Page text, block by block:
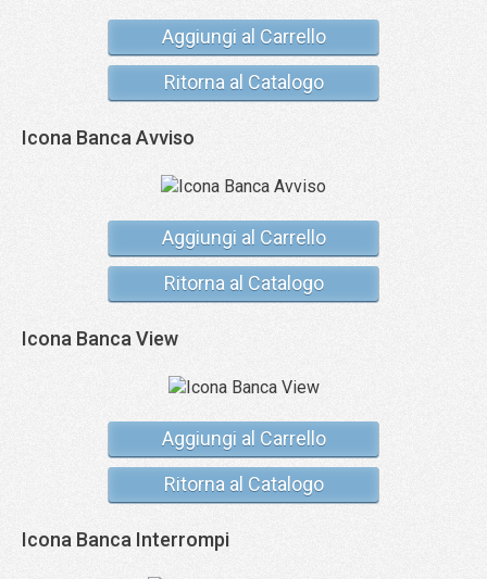
Aggiungi al Carrello
Ritorna al Catalogo
Icona Banca Avviso
Aggiungi al Carrello
Ritorna al Catalogo
Icona Banca View
Aggiungi al Carrello
Ritorna al Catalogo
Icona Banca Interrompi